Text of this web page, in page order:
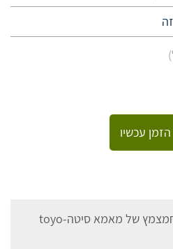
הזמן עכשיו
רוטב תיבול סויה והדרים חמצמץ של מאמא סיטה-toyo